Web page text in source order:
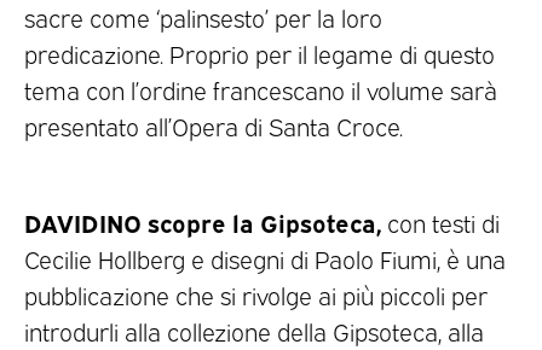
sacre come ‘palinsesto’ per la loro
predicazione. Proprio per il legame di questo
tema con l’ordine francescano il volume sarà
presentato all’Opera di Santa Croce.
DAVIDINO scopre la Gipsoteca, con testi di
Cecilie Hollberg e disegni di Paolo Fiumi, è una
pubblicazione che si rivolge ai più piccoli per
introdurli alla collezione della Gipsoteca, alla